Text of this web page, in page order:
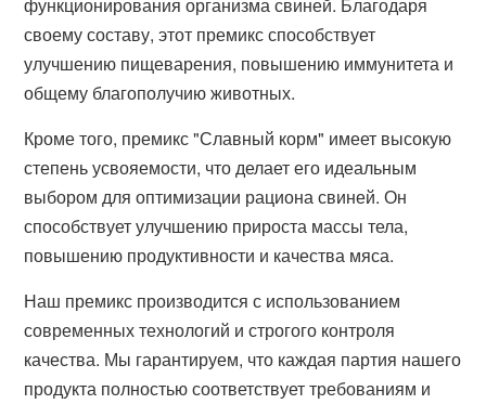
своему составу, этот премикс способствует
улучшению пищеварения, повышению иммунитета и
общему благополучию животных.
Кроме того, премикс "Славный корм" имеет высокую
степень усвояемости, что делает его идеальным
выбором для оптимизации рациона свиней. Он
способствует улучшению прироста массы тела,
повышению продуктивности и качества мяса.
Наш премикс производится с использованием
современных технологий и строгого контроля
качества. Мы гарантируем, что каждая партия нашего
продукта полностью соответствует требованиям и